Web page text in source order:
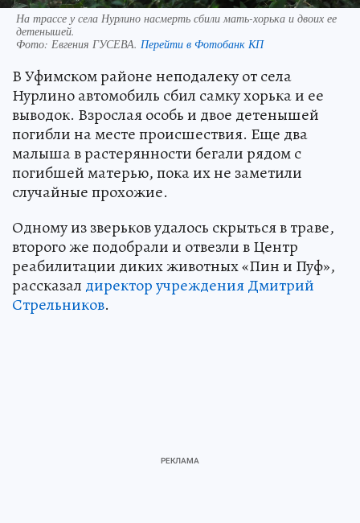
На трассе у села Нурлино насмерть сбили мать-хорька и двоих ее
детенышей.
Фото: Евгения ГУСЕВА. Перейти в Фотобанк КП
В Уфимском районе неподалеку от села
Нурлино автомобиль сбил самку хорька и ее
выводок. Взрослая особь и двое детенышей
погибли на месте происшествия. Еще два
малыша в растерянности бегали рядом с
погибшей матерью, пока их не заметили
случайные прохожие.
Одному из зверьков удалось скрыться в траве,
второго же подобрали и отвезли в Центр
реабилитации диких животных «Пин и Пуф»,
рассказал директор учреждения Дмитрий
Стрельников.